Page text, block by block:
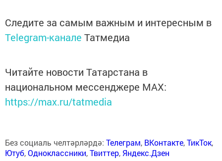
Следите за самым важным и интересным в
Telegram-канале Татмедиа
Читайте новости Татарстана в
национальном мессенджере MАХ:
https://max.ru/tatmedia
Без социаль челтәрләрдә: Телеграм, ВКонтакте,ТикТок,
Ютуб,Одноклассники,Твиттер, Яндекс.Дзен